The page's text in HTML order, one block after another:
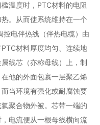
温度时，PTC材料的电阻
。从而使系统维持在一个
电伴热线（伴热电缆）由
材料厚度均匀、连续地
线芯（亦称母线）上，制
他的外面包裹一层聚乙烯
当环境有强化或耐腐蚀要
聚合物外被。芯带一端的
电流便从一根母线横向流